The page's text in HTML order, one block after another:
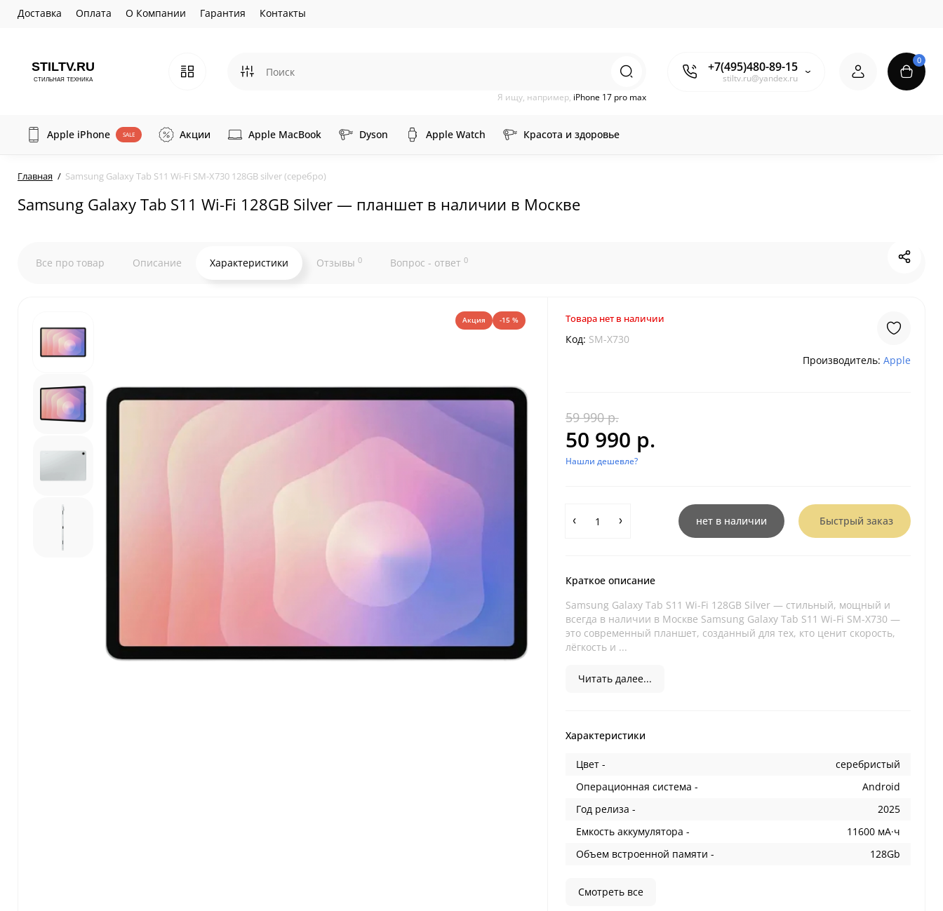
Доставка Оплата О Компании Гарантия Контакты
+7(495)480-89-15
stiltv.ru@yandex.ru
Я ищу, например, iPhone 17 pro max
0
Apple iPhone SALE Акции Apple MacBook Dyson Apple Watch Красота и здоровье
Главная Samsung Galaxy Tab S11 Wi-Fi SM-X730 128GB silver (серебро)
Samsung Galaxy Tab S11 Wi-Fi 128GB Silver — планшет в наличии в Москве
Все про товар Описание Характеристики Отзывы 0 Вопрос - ответ 0
Акция -15 % Товара нет в наличии
Код: SM-X730
Производитель: Apple
59 990 р.
50 990 р.
Нашли дешевле?
нет в наличии Быстрый заказ
Краткое описание
Samsung Galaxy Tab S11 Wi-Fi 128GB Silver — стильный, мощный и
всегда в наличии в Москве Samsung Galaxy Tab S11 Wi-Fi SM-X730 —
это современный планшет, созданный для тех, кто ценит скорость,
лёгкость и ...
Читать далее...
Характеристики
Цвет -
серебристый
Операционная система -
Android
Год релиза -
2025
Емкость аккумулятора -
11600 мА·ч
Объем встроенной памяти -
128Gb
Смотреть все